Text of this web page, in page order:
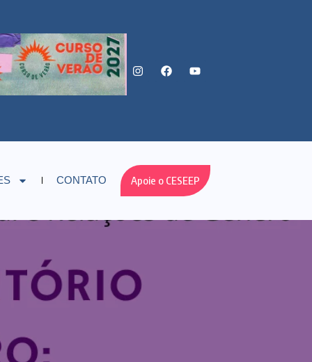
CONTATO Apoie o CESEEP